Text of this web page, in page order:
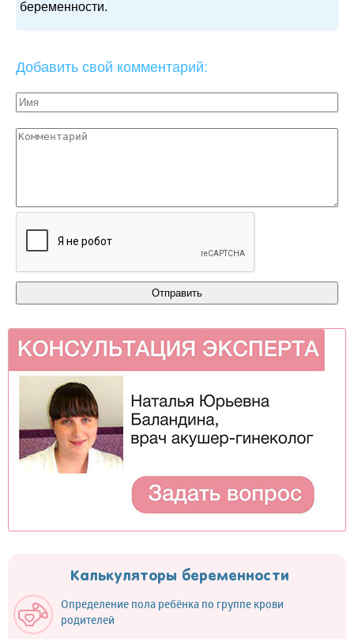
беременности.
Добавить свой комментарий:
Калькуляторы беременности
Определение пола ребёнка по группе крови
родителей